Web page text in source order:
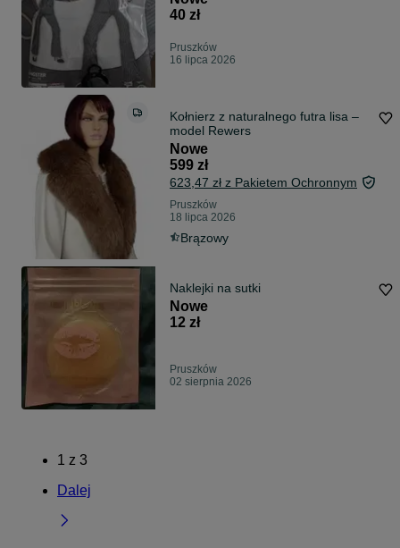
40 zł
Pruszków
16 lipca 2026
Kołnierz z naturalnego futra lisa –
model Rewers
Nowe
599 zł
623,47 zł z Pakietem Ochronnym
Pruszków
18 lipca 2026
Brązowy
Naklejki na sutki
Nowe
12 zł
Pruszków
02 sierpnia 2026
1 z 3
Dalej